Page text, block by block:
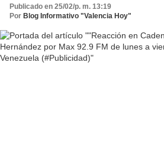
Publicado en 25/02/p. m. 13:19
Por Blog Informativo "Valencia Hoy"